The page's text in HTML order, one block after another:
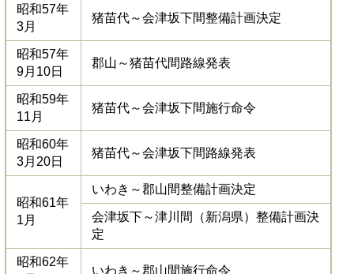
昭和57年
3月
猪苗代～会津坂下間整備計画決定
昭和57年
9月10日
郡山～猪苗代間路線発表
昭和59年
11月
猪苗代～会津坂下間施行命令
昭和60年
3月20日
猪苗代～会津坂下間路線発表
昭和61年
1月
いわき～郡山間整備計画決定
会津坂下～津川間（新潟県）整備計画決
定
昭和62年
いわき～郡山間施行命令